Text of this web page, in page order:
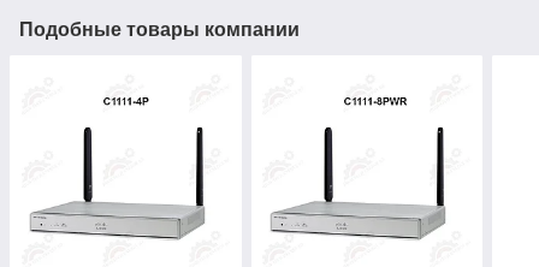
Подобные товары компании